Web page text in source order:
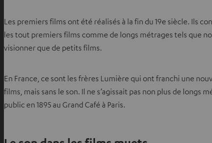
Les premiers films ont été réalisés à la fin du 19e siècle. Ils
les tout premiers films comme de longs métrages tels que
visionner que de petits films.
En France, ce sont les frères Lumière qui ont franchi une
films, mais sans le son. Il ne s’agissait pas non plus de
public en 1895 au Grand Café à Paris.